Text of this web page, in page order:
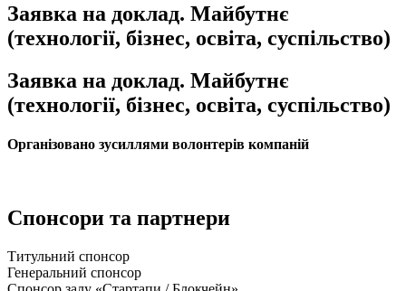
Заявка на доклад. Майбутнє
(технології, бізнес, освіта, суспільство)
Заявка на доклад. Майбутнє
(технології, бізнес, освіта, суспільство)
Організовано зусиллями волонтерів компаній
Спонсори та партнери
Титульний спонсор
Генеральний спонсор